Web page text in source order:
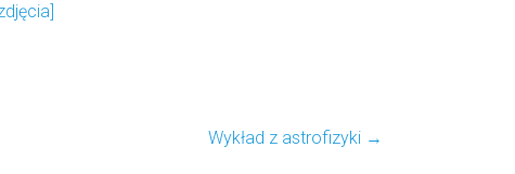
Wykład z astrofizyki →